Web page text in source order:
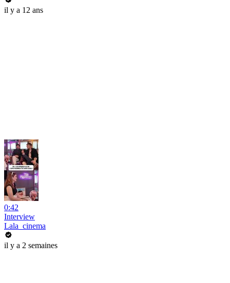
il y a 12 ans
0:42
Interview
Lala_cinema
il y a 2 semaines